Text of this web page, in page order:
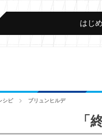
はじ
シピ ブリュンヒルデ
「